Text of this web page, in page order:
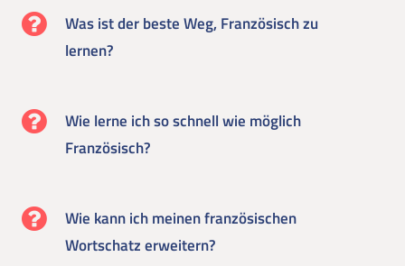
Was ist der beste Weg, Französisch zu
lernen?
Wie lerne ich so schnell wie möglich
Französisch?
Wie kann ich meinen französischen
Wortschatz erweitern?